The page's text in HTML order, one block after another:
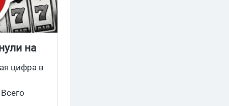
на
цифра в